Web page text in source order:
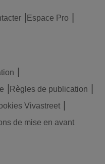
Espace Pro
Règles de publication
Vivastreet
de mise en avant